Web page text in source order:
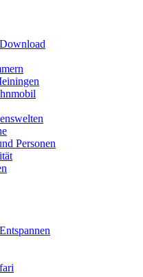
Personen